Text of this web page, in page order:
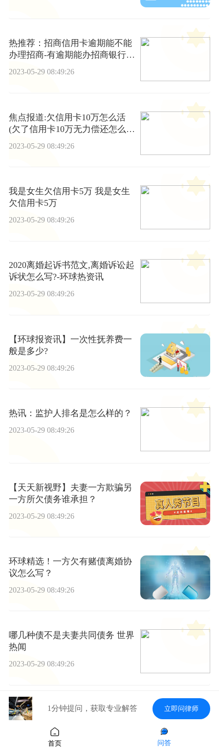
热推荐：招商信用卡逾期能不能
办理招商-有逾期能办招商银行信
用卡吗
2023-05-29 08:49:26
焦点报道:欠信用卡10万怎么活
(欠了信用卡10万无力偿还怎么
2023-05-29 08:49:26
我是女生欠信用卡5万 我是女生
欠信用卡5万
2023-05-29 08:49:26
2020离婚起诉书范文,离婚诉讼起
诉状怎么写?-环球热资讯
2023-05-29 08:49:26
【环球报资讯】一次性抚养费一
般是多少?
2023-05-29 08:49:26
热讯：监护人排名是怎么样的？
2023-05-29 08:49:26
【天天新视野】夫妻一方欺骗另
一方所欠债务谁承担？
2023-05-29 08:49:26
环球精选！一方欠有赌债离婚协
议怎么写？
2023-05-29 08:49:26
哪几种债不是夫妻共同债务 世界
热闻
2023-05-29 08:49:26
天天亮点！交通事故责任认定后,
几天可以放行？
2023-05-29 08:49:26
1分钟提问，获取专业解答 立即问律师
首页 问答